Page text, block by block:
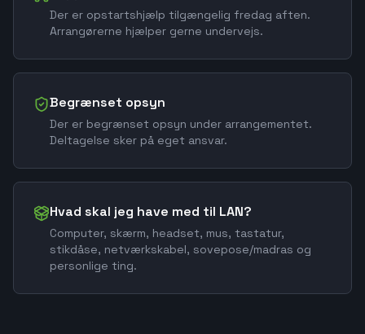
Der er opstartshjælp tilgængelig fredag aften.
Arrangørerne hjælper gerne undervejs.
Begrænset opsyn
Der er begrænset opsyn under arrangementet.
Deltagelse sker på eget ansvar.
Hvad skal jeg have med til LAN?
Computer, skærm, headset, mus, tastatur,
stikdåse, netværkskabel, sovepose/madras og
personlige ting.